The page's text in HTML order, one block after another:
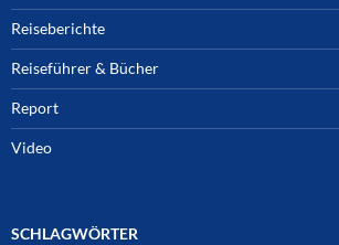
Reiseberichte
Reiseführer & Bücher
Report
Video
SCHLAGWÖRTER